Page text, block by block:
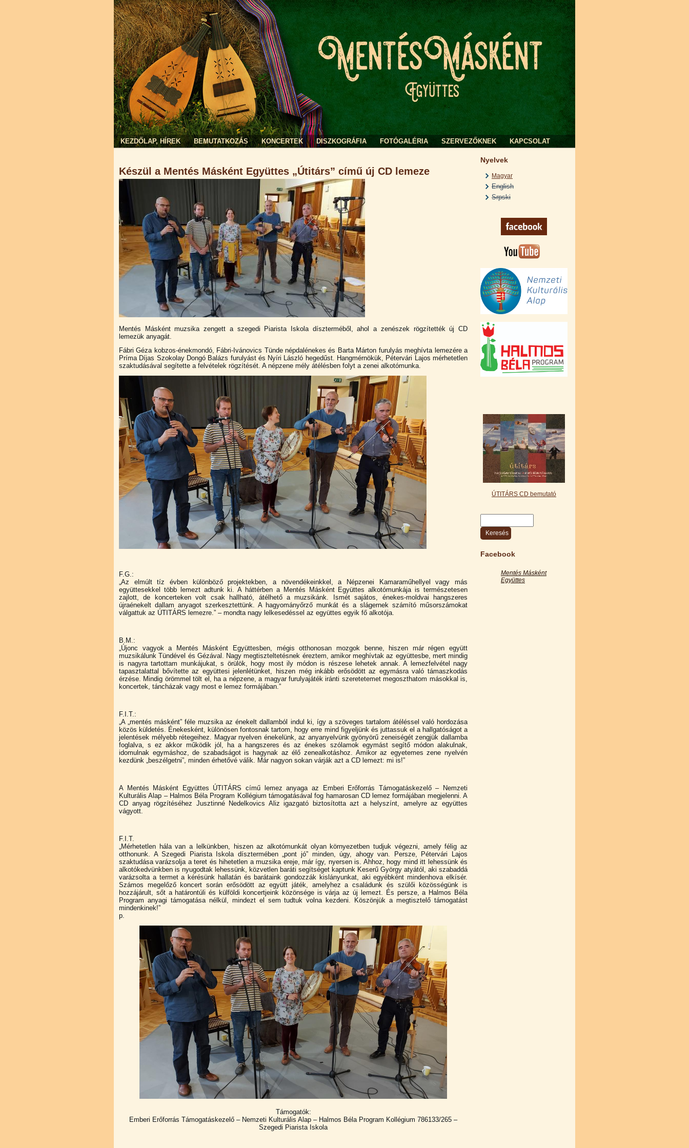
KEZDŐLAP, HÍREK BEMUTATKOZÁS KONCERTEK DISZKOGRÁFIA FOTÓGALÉRIA SZERVEZŐKNEK KAPCSOLAT
Nyelvek
Magyar
English
Srpski
ÚTITÁRS CD bemutató
Keresés űrlap
Facebook
Mentés Másként
Együttes
Jelenlegi hely
Készül a Mentés Másként Együttes „Útitárs” című új CD lemeze
Mentés Másként muzsika zengett a szegedi Piarista Iskola díszterméből, ahol a zenészek rögzítették új CD
lemezük anyagát.
Fábri Géza kobzos-énekmondó, Fábri-Ivánovics Tünde népdalénekes és Barta Márton furulyás meghívta lemezére a
Príma Díjas Szokolay Dongó Balázs furulyást és Nyíri László hegedűst. Hangmérnökük, Pétervári Lajos mérhetetlen
szaktudásával segítette a felvételek rögzítését. A népzene mély átélésben folyt a zenei alkotómunka.
F.G.:
„Az elmúlt tíz évben különböző projektekben, a növendékeinkkel, a Népzenei Kamaraműhellyel vagy más
együttesekkel több lemezt adtunk ki. A háttérben a Mentés Másként Együttes alkotómunkája is természetesen
zajlott, de koncerteken volt csak hallható, átélhető a muzsikánk. Ismét sajátos, énekes-moldvai hangszeres
újraénekelt dallam anyagot szerkesztettünk. A hagyományőrző munkát és a slágernek számító műsorszámokat
válgattuk az ÚTITÁRS lemezre.” – mondta nagy lelkesedéssel az együttes egyik fő alkotója.
B.M.:
„Újonc vagyok a Mentés Másként Együttesben, mégis otthonosan mozgok benne, hiszen már régen együtt
muzsikálunk Tündével és Gézával. Nagy megtiszteltetésnek éreztem, amikor meghívtak az együttesbe, mert mindig
is nagyra tartottam munkájukat, s örülök, hogy most ily módon is részese lehetek annak. A lemezfelvétel nagy
tapasztalattal bővítette az együttesi jelenlétünket, hiszen még inkább erősödött az egymásra való támaszkodás
érzése. Mindig örömmel tölt el, ha a népzene, a magyar furulyajáték iránti szeretetemet megoszthatom másokkal is,
koncertek, táncházak vagy most e lemez formájában.”
F.I.T.:
„A „mentés másként” féle muzsika az énekelt dallamból indul ki, így a szöveges tartalom átéléssel való hordozása
közös küldetés. Énekesként, különösen fontosnak tartom, hogy erre mind figyeljünk és juttassuk el a hallgatóságot a
jelentések mélyebb rétegeihez. Magyar nyelven énekelünk, az anyanyelvünk gyönyörű zeneiségét zengjük dallamba
foglalva, s ez akkor működik jól, ha a hangszeres és az énekes szólamok egymást segítő módon alakulnak,
idomulnak egymáshoz, de szabadságot is hagynak az élő zenealkotáshoz. Amikor az egyetemes zene nyelvén
kezdünk „beszélgetni”, minden érhetővé válik. Már nagyon sokan várják azt a CD lemezt: mi is!”
A Mentés Másként Együttes ÚTITÁRS című lemez anyaga az Emberi Erőforrás Támogatáskezelő – Nemzeti
Kulturális Alap – Halmos Béla Program Kollégium támogatásával fog hamarosan CD lemez formájában megjelenni. A
CD anyag rögzítéséhez Jusztinné Nedelkovics Aliz igazgató biztosította azt a helyszínt, amelyre az együttes
vágyott.
F.I.T.
„Mérhetetlen hála van a lelkünkben, hiszen az alkotómunkát olyan környezetben tudjuk végezni, amely félig az
otthonunk. A Szegedi Piarista Iskola dísztermében „pont jó” minden, úgy, ahogy van. Persze, Pétervári Lajos
szaktudása varázsolja a teret és hihetetlen a muzsika ereje, már így, nyersen is. Ahhoz, hogy mind itt lehessünk és
alkotókedvünkben is nyugodtak lehessünk, közvetlen baráti segítséget kaptunk Keserű György atyától, aki szabaddá
varázsolta a termet a kérésünk hallatán és barátaink gondozzák kislányunkat, aki egyébként mindenhova elkísér.
Számos megelőző koncert során erősödött az együtt játék, amelyhez a családunk és szülői közösségünk is
hozzájárult, sőt a határontúli és külföldi koncertjeink közönsége is várja az új lemezt. És persze, a Halmos Béla
Program anyagi támogatása nélkül, mindezt el sem tudtuk volna kezdeni. Köszönjük a megtisztelő támogatást
mindenkinek!”
p.
Támogatók:
Emberi Erőforrás Támogatáskezelő – Nemzeti Kulturális Alap – Halmos Béla Program Kollégium 786133/265 –
Szegedi Piarista Iskola